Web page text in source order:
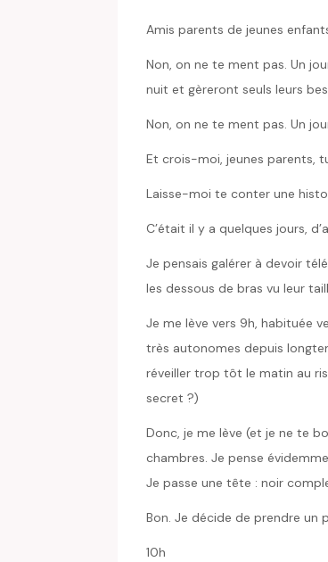
Amis parents de jeunes
Non, on ne te ment pas. Un
nuit et gèreront seuls leurs
Non, on ne te ment pas. Un
Et crois-moi, jeunes parents,
Laisse-moi te conter une
C’était il y a quelques jours,
Je pensais galérer à devoir
les dessous de bras vu leur
Je me lève vers 9h, habituée
très autonomes depuis
réveiller trop tôt le matin au
secret ?)
Donc, je me lève (et je ne te
chambres. Je pense
Je passe une tête : noir
Bon. Je décide de prendre un
10h